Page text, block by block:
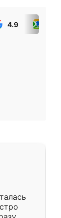
4.9